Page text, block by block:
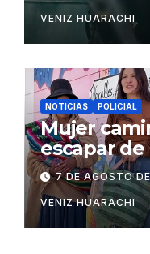
VENIZ HUARACHI
NOTICIAS POLICIAL
Mujer
escapar
Potosí
7 DE AGOSTO
VENIZ HUARACHI